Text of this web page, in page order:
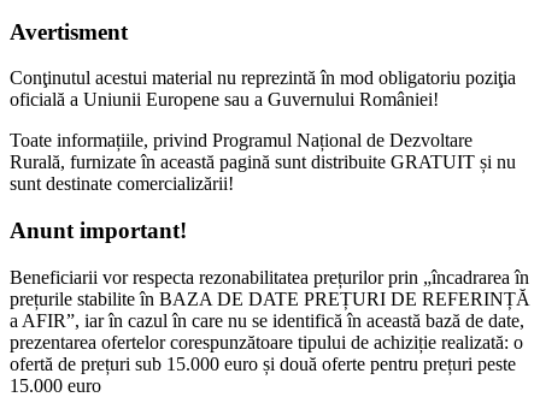
Avertisment
Conţinutul acestui material nu reprezintă în mod obligatoriu poziţia
oficială a Uniunii Europene sau a Guvernului României!
Toate informațiile, privind Programul Național de Dezvoltare
Rurală, furnizate în această pagină sunt distribuite GRATUIT și nu
sunt destinate comercializării!
Anunt important!
Beneficiarii vor respecta rezonabilitatea prețurilor prin „încadrarea în
prețurile stabilite în BAZA DE DATE PREȚURI DE REFERINȚĂ
a AFIR”, iar în cazul în care nu se identifică în această bază de date,
prezentarea ofertelor corespunzătoare tipului de achiziție realizată: o
ofertă de prețuri sub 15.000 euro și două oferte pentru prețuri peste
15.000 euro